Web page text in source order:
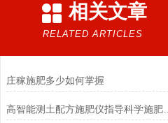
相关文章
RELATED ARTICLES
庄稼施肥多少如何掌握
高智能测土配方施肥仪指导科学施肥技巧生长效果好